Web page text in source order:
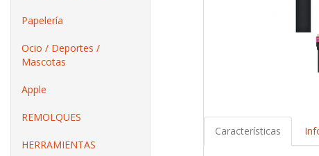
Papelería
Ocio / Deportes /
Mascotas
Apple
REMOLQUES
HERRAMIENTAS
Características